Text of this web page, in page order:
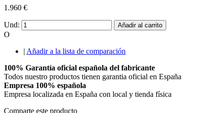
1.960 €
Und: Añadir al carrito
O
| Añadir a la lista de comparación
100% Garantía oficial española del fabricante
Todos nuestro productos tienen garantia oficial en España
Empresa 100% española
Empresa localizada en España con local y tienda física
Comparte este producto